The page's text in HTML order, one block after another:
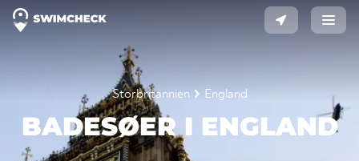
Storbritannien England
BADESØER I ENGLAND